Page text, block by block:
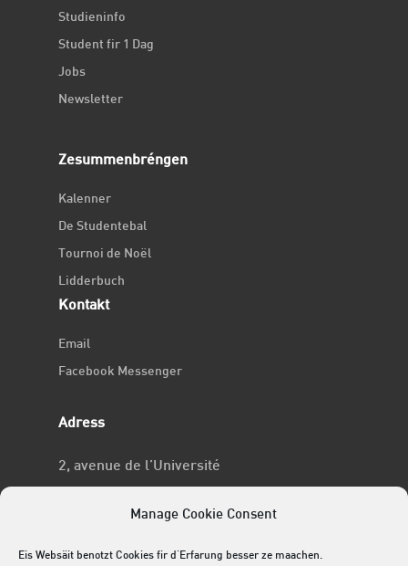
Manage Cookie Consent
Eis Websäit benotzt Cookies fir d'Erfarung besser ze maachen.
Studieninfo
Student fir 1 Dag
Jobs
Newsletter
Zesummenbréngen
Kalenner
De Studentebal
Tournoi de Noël
Lidderbuch
Kontakt
Email
Facebook Messenger
Adress
2, avenue de l’Université
No RCSL